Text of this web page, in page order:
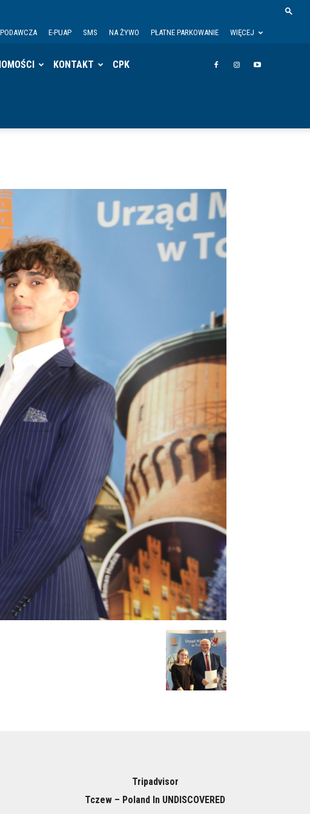
E-PUAP SMS NA ŻYWO PŁATNE PARKOWANIE WIĘCEJ
KONTAKT CPK
Tripadvisor
Tczew – Poland In UNDISCOVERED